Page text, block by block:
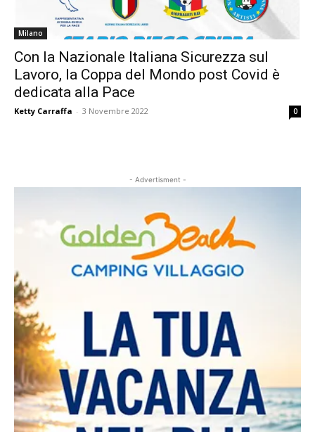
Milano
Con la Nazionale Italiana Sicurezza sul
Lavoro, la Coppa del Mondo post Covid è
dedicata alla Pace
Ketty Carraffa - 3 Novembre 2022 0
- Advertisment -